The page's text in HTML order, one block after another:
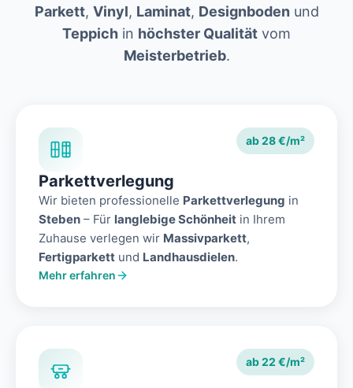
Parkett, Vinyl, Laminat, Designboden und
Teppich in höchster Qualität vom
Meisterbetrieb.
ab 28 €/m²
Parkettverlegung
Wir bieten professionelle Parkettverlegung in
Steben – Für langlebige Schönheit in Ihrem
Zuhause verlegen wir Massivparkett,
Fertigparkett und Landhausdielen.
Mehr erfahren
ab 22 €/m²